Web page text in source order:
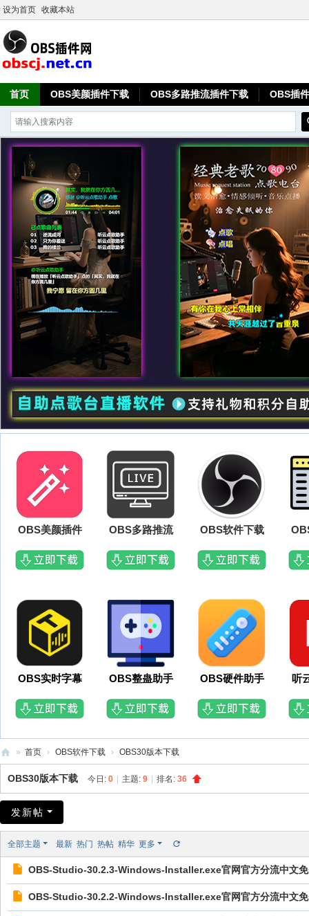
设为首页 收藏本站
首页 OBS美颜插件下载 OBS多路推流插件下载 OBS插
OBS美颜插件 OBS多路推流 OBS软件下载
OBS实时字幕 OBS整蛊助手 OBS硬件助手 听
B
插
» 首页 › OBS软件下载 › OBS30版本下载
OBS30版本下载 今日: 0 主题: 9 排名: 36
发新帖
全部主题 最新 热门 热帖 精华 更多
OBS-Studio-30.2.3-Windows-Installer.exe官网官方分流中文免
OBS-Studio-30.2.2-Windows-Installer.exe官网官方分流中文免